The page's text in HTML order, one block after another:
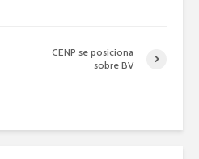
CENP se posiciona
sobre BV